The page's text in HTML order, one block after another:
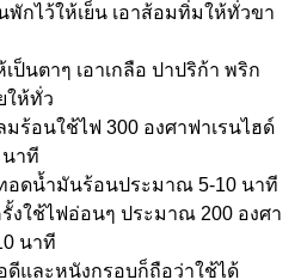
พักไว้ให้เย็น เอาส้อมทิ่มให้ทั่วขา
นตาๆ เอาเกลือ ปาปริก้า พริก
ให้ทั่ว
ร้อนใช้ไฟ 300 องศาฟาเรนไฮด์
นาที
ดน้ำมันร้อนประมาณ 5-10 นาที
งใช้ไฟอ่อนๆ ประมาณ 200 องศา
นาที
ดีและหนังกรอบก็ถือว่าใช้ได้